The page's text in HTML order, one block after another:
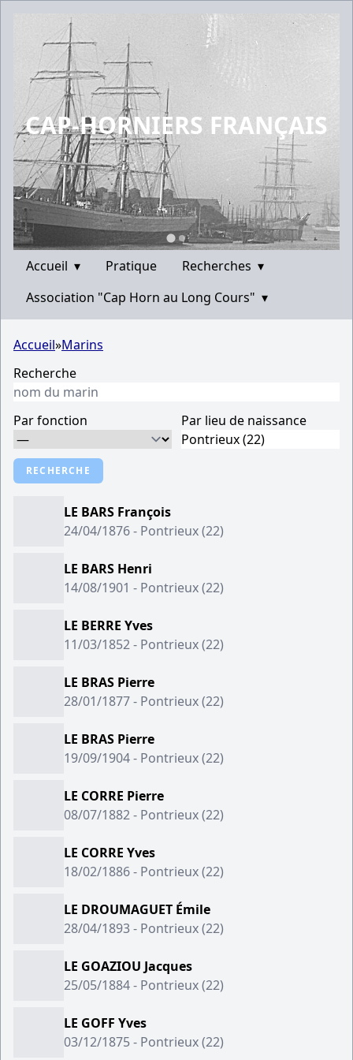
CAP-HORNIERS FRANÇAIS
Accueil ▾ Pratique Recherches ▾
Association "Cap Horn au Long Cours" ▾
Accueil»Marins
Recherche
Par fonction Par lieu de naissance
RECHERCHE
LE BARS François
24/04/1876 - Pontrieux (22)
LE BARS Henri
14/08/1901 - Pontrieux (22)
LE BERRE Yves
11/03/1852 - Pontrieux (22)
LE BRAS Pierre
28/01/1877 - Pontrieux (22)
LE BRAS Pierre
19/09/1904 - Pontrieux (22)
LE CORRE Pierre
08/07/1882 - Pontrieux (22)
LE CORRE Yves
18/02/1886 - Pontrieux (22)
LE DROUMAGUET Émile
28/04/1893 - Pontrieux (22)
LE GOAZIOU Jacques
25/05/1884 - Pontrieux (22)
LE GOFF Yves
03/12/1875 - Pontrieux (22)